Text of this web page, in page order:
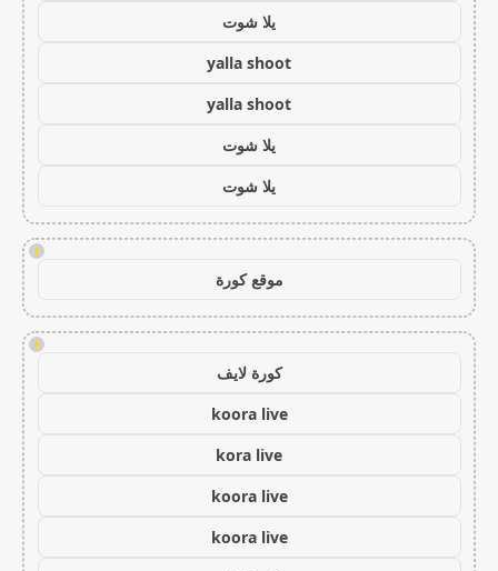
يلا شوت
yalla shoot
yalla shoot
يلا شوت
يلا شوت
!
موقع كورة
!
كورة لايف
koora live
kora live
koora live
koora live